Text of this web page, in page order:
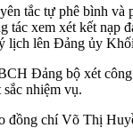
tắc tự phê bình
xem xét kết
lịch lên Đảng ủy
Đảng bộ xét
nhiệm vụ.
đồng chí Võ Thị